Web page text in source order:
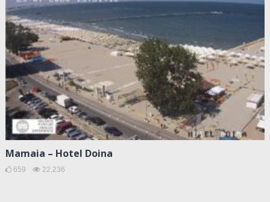
Mamaia – Hotel Doina
659 22,236